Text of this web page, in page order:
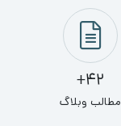
42+
مطالب وبلاگ